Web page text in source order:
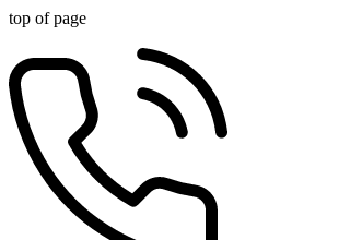
top of page